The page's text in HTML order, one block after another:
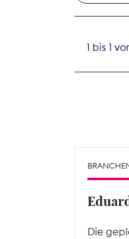
1 bis 1
Die